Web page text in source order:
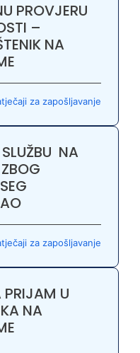
PROVJERU
–
NA
za zapošljavanje
NA
za zapošljavanje
U
NA